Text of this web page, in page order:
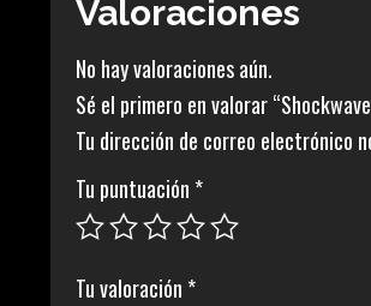
Valoraciones
No hay valoraciones aún.
Sé el primero en valorar
Tu dirección de correo electrónico
Tu puntuación *
Tu valoración *